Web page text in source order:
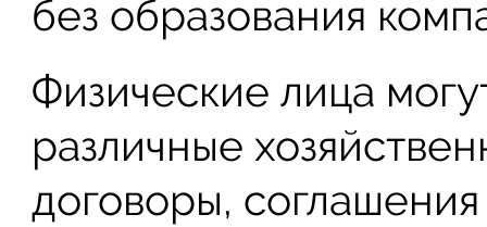
без образования
Физические лица
различные
договоры,